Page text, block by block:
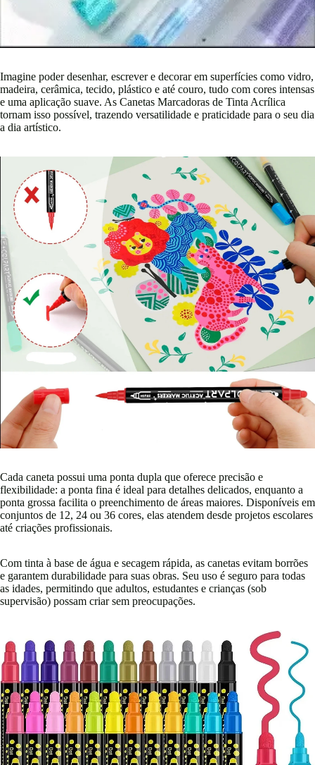
Imagine poder desenhar, escrever e decorar em superfícies como vidro,
madeira, cerâmica, tecido, plástico e até couro, tudo com cores intensas
e uma aplicação suave. As Canetas Marcadoras de Tinta Acrílica
tornam isso possível, trazendo versatilidade e praticidade para o seu dia
a dia artístico.
Cada caneta possui uma ponta dupla que oferece precisão e
flexibilidade: a ponta fina é ideal para detalhes delicados, enquanto a
ponta grossa facilita o preenchimento de áreas maiores. Disponíveis em
conjuntos de 12, 24 ou 36 cores, elas atendem desde projetos escolares
até criações profissionais.
Com tinta à base de água e secagem rápida, as canetas evitam borrões
e garantem durabilidade para suas obras. Seu uso é seguro para todas
as idades, permitindo que adultos, estudantes e crianças (sob
supervisão) possam criar sem preocupações.